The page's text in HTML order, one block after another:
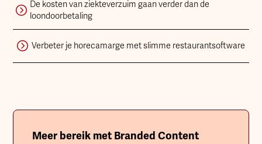
De kosten van ziekteverzuim gaan verder dan de
loondoorbetaling
Verbeter je horecamarge met slimme restaurantsoftware
Meer bereik met Branded Content